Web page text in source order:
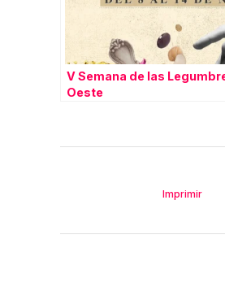
V Semana de las
Oeste
Imprimir